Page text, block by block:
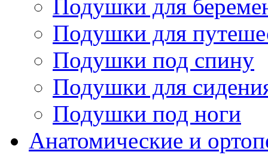
Подушки для
Подушки для
Подушки под спину
Подушки для
Подушки под ноги
Анатомические и